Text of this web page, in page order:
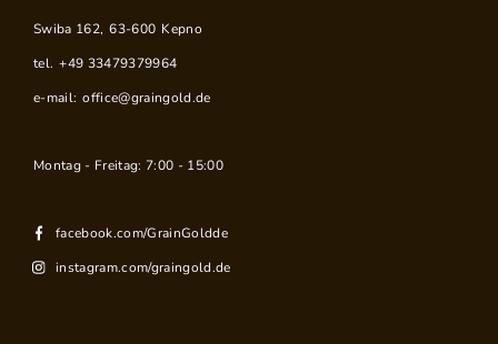
Swiba 162, 63-600 Kepno
tel. +49 33479379964
e-mail: office@graingold.de
Montag - Freitag: 7:00 - 15:00
facebook.com/GrainGoldde
instagram.com/graingold.de